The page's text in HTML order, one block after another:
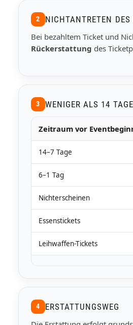
2
NICHTANTRETEN DES
Bei bezahltem Ticket und
Rückerstattung des
3 WENIGER ALS 14
Zeitraum vor
14–7 Tage
6–1 Tag
Nichterscheinen
Essenstickets
Leihwaffen-Tickets
4
ERSTATTUNGSWEG